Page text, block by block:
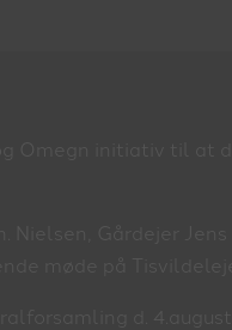
Omegn initiativ til at
møde på
d. 4.august